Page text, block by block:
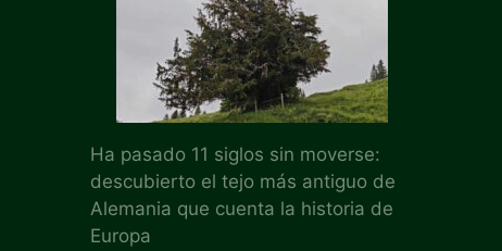
Ha pasado 11 siglos sin moverse:
descubierto el tejo más antiguo de
Alemania que cuenta la historia de
Europa